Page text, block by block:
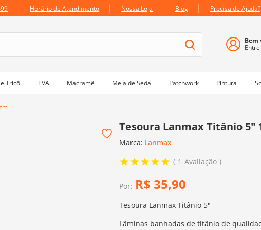
Horário de Atendimento Nossa Loja Blog Precisa de Ajuda?
Tricô EVA Macramê Meia de Seda Patchwork Pintura
Tesoura Lanmax Titânio 5"
Marca: Lanmax
1 Avaliação
Por: R$ 35,90
Tesoura Lanmax Titânio 5"
Lâminas banhadas de titânio de